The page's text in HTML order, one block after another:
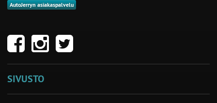
AutoJerryn asiakaspalvelu
SIVUSTO